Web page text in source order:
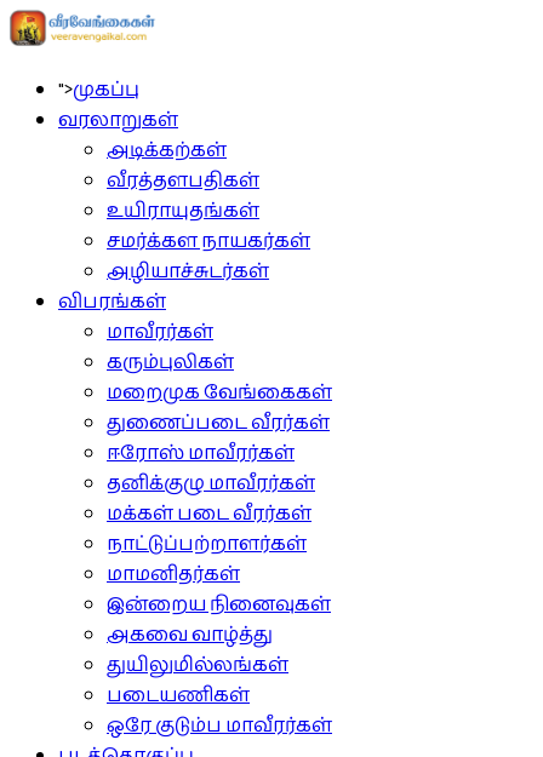
">முகப்பு
வரலாறுகள்
அடிக்கற்கள்
வீரத்தளபதிகள்
உயிராயுதங்கள்
சமர்க்கள நாயகர்கள்
அழியாச்சுடர்கள்
விபரங்கள்
மாவீரர்கள்
கரும்புலிகள்
மறைமுக வேங்கைகள்
துணைப்படை வீரர்கள்
ஈரோஸ் மாவீரர்கள்
தனிக்குழு மாவீரர்கள்
மக்கள் படை வீரர்கள்
நாட்டுப்பற்றாளர்கள்
மாமனிதர்கள்
இன்றைய நினைவுகள்
அகவை வாழ்த்து
துயிலுமில்லங்கள்
படையணிகள்
ஒரே குடும்ப மாவீரர்கள்